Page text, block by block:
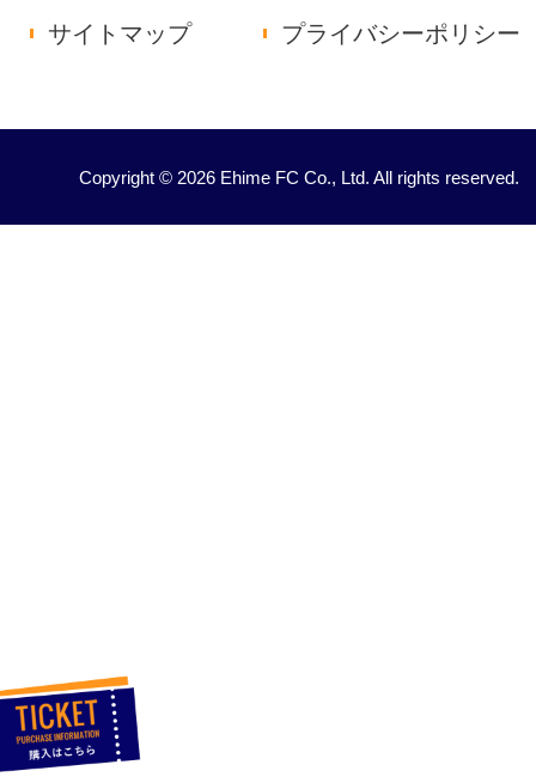
サイトマップ
プライバシーポリシー
Copyright © 2026 Ehime FC Co., Ltd. All rights reserved.